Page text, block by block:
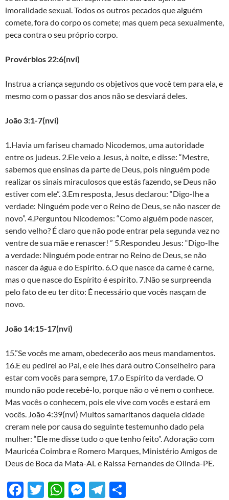
imoralidade sexual. Todos os outros pecados que alguém
comete, fora do corpo os comete; mas quem peca sexualmente,
peca contra o seu próprio corpo.
Provérbios 22:6(nvi)
Instrua a criança segundo os objetivos que você tem para ela, e
mesmo com o passar dos anos não se desviará deles.
João 3:1-7(nvi)
1.Havia um fariseu chamado Nicodemos, uma autoridade
entre os judeus. 2.Ele veio a Jesus, à noite, e disse: “Mestre,
sabemos que ensinas da parte de Deus, pois ninguém pode
realizar os sinais miraculosos que estás fazendo, se Deus não
estiver com ele”. 3.Em resposta, Jesus declarou: “Digo-lhe a
verdade: Ninguém pode ver o Reino de Deus, se não nascer de
novo”. 4.Perguntou Nicodemos: “Como alguém pode nascer,
sendo velho? É claro que não pode entrar pela segunda vez no
ventre de sua mãe e renascer! ” 5.Respondeu Jesus: “Digo-lhe
a verdade: Ninguém pode entrar no Reino de Deus, se não
nascer da água e do Espírito. 6.O que nasce da carne é carne,
mas o que nasce do Espírito é espírito. 7.Não se surpreenda
pelo fato de eu ter dito: É necessário que vocês nasçam de
novo.
João 14:15-17(nvi)
15.”Se vocês me amam, obedecerão aos meus mandamentos.
16.E eu pedirei ao Pai, e ele lhes dará outro Conselheiro para
estar com vocês para sempre, 17.o Espírito da verdade. O
mundo não pode recebê-lo, porque não o vê nem o conhece.
Mas vocês o conhecem, pois ele vive com vocês e estará em
vocês. João 4:39(nvi) Muitos samaritanos daquela cidade
creram nele por causa do seguinte testemunho dado pela
mulher: “Ele me disse tudo o que tenho feito”. Adoração com
Mauricéa Coimbra e Romero Marques, Ministério Amigos de
Deus de Boca da Mata-AL e Raissa Fernandes de Olinda-PE.
F
T
W M T